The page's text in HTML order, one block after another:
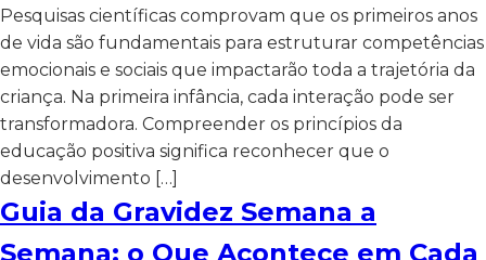
Pesquisas científicas comprovam que os primeiros anos
de vida são fundamentais para estruturar competências
emocionais e sociais que impactarão toda a trajetória da
criança. Na primeira infância, cada interação pode ser
transformadora. Compreender os princípios da
educação positiva significa reconhecer que o
desenvolvimento […]
Guia da Gravidez Semana a
Semana: o Que Acontece em Cada